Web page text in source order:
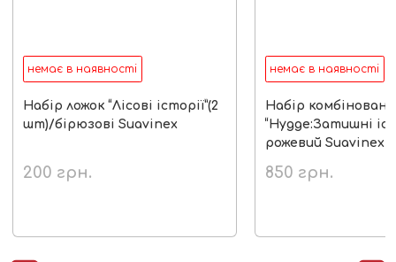
немає в наявності
Набір ложок “Лісові історії”(2
шт)/бірюзові Suavinex
200 грн.
немає в наявності
Набір
“Hygge:Затишні
рожевий Suavinex
850 грн.